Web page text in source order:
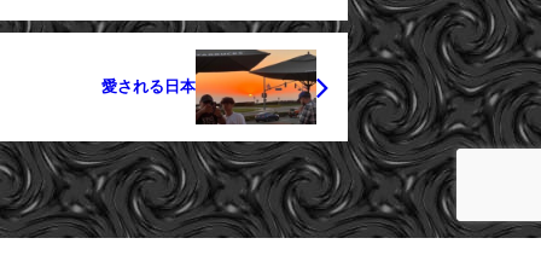
愛される日本